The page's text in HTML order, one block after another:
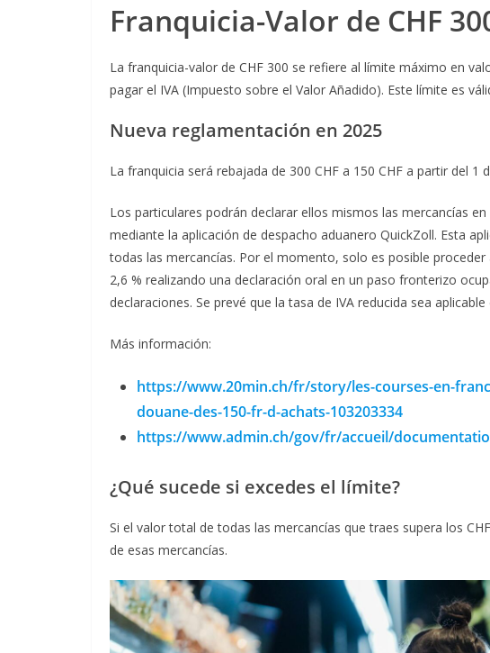
Franquicia-Valor de CHF
La franquicia-valor de CHF 300 se refiere al límite máximo en
pagar el IVA (Impuesto sobre el Valor Añadido). Este límite es
Nueva reglamentación en 2025
La franquicia será rebajada de 300 CHF a 150 CHF a partir del 1
Los particulares podrán declarar ellos mismos las mercancías
mediante la aplicación de despacho aduanero QuickZoll. Esta
todas las mercancías. Por el momento, solo es posible
2,6 % realizando una declaración oral en un paso fronterizo
declaraciones. Se prevé que la tasa de IVA reducida sea
Más información:
https://www.20min.ch/fr/story/les-courses-en-
douane-des-150-fr-d-achats-103203334
https://www.admin.ch/gov/fr/accueil/
¿Qué sucede si excedes el límite?
Si el valor total de todas las mercancías que traes supera los
de esas mercancías.